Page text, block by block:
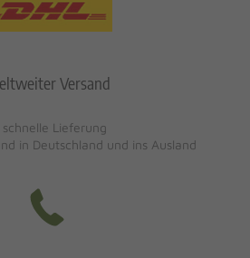
Versand
Lieferung
in Deutschland und ins Ausland